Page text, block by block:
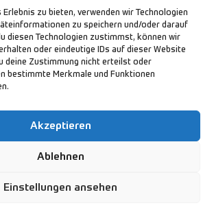
zu bieten, verwenden wir Technologien
zu speichern und/oder darauf
diesen Technologien zustimmst, können wir
oder eindeutige IDs auf dieser Website
deine Zustimmung nicht erteilst oder
bestimmte Merkmale und Funktionen
Akzeptieren
Ablehnen
Einstellungen ansehen
Ruhe und Erholung nach einem
Mehrbettzimmer mit 2 bis 5
verteilt über 2 Etagen, welche auch
auch zur Einzel- oder
und einem Hochbett für extra Komfort
verfügen über ein eigenes